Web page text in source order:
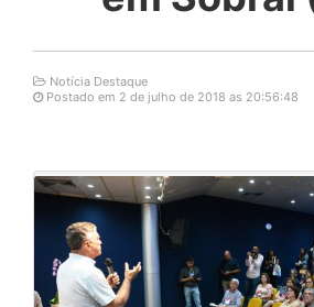
Notícia Destaque
Postado em 2 de julho de 2018 as 20:56:48